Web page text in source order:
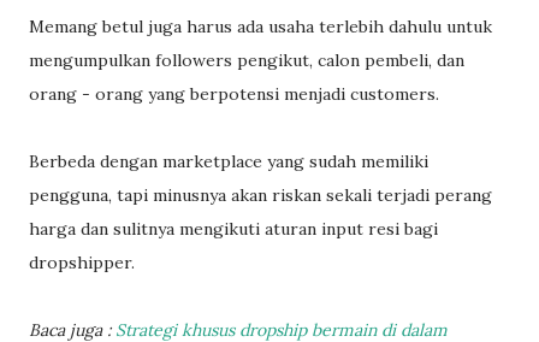
Memang betul juga harus ada usaha terlebih dahulu untuk
mengumpulkan followers pengikut, calon pembeli, dan
orang - orang yang berpotensi menjadi customers.
Berbeda dengan marketplace yang sudah memiliki
pengguna, tapi minusnya akan riskan sekali terjadi perang
harga dan sulitnya mengikuti aturan input resi bagi
dropshipper.
Baca juga : Strategi khusus dropship bermain di dalam